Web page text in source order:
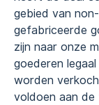
gebied van
gefabriceerde
zijn naar onze
goederen
worden
voldoen aan de